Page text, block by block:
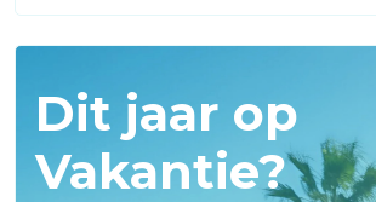
Dit jaar op
Vakantie?